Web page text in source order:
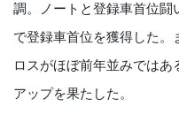
調。ノートと登録車首位
で登録車首位を獲得した。
ロスがほぼ前年並みでは
アップを果たした。